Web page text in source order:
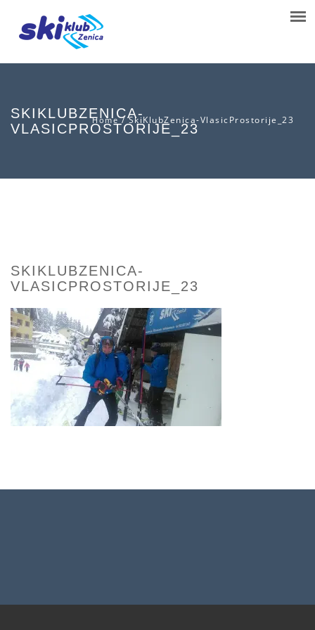
SKIKLUBZENICA-
VLASICPROSTORIJE_23
Home / SkiKlubZenica-VlasicProstorije_23
SKIKLUBZENICA-
VLASICPROSTORIJE_23